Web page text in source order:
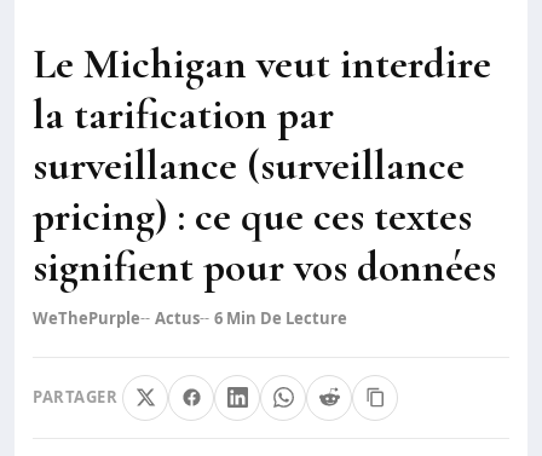
Le Michigan veut interdire
la tarification par
surveillance (surveillance
pricing) : ce que ces textes
signifient pour vos données
WeThePurple Actus 6 Min De Lecture
PARTAGER